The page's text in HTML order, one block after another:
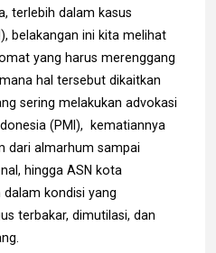
terlebih dalam kasus
belakangan ini kita melihat
yang harus merenggang
hal tersebut dikaitkan
sering melakukan advokasi
(PMI), kematiannya
dari almarhum sampai
hingga ASN kota
kondisi yang
terbakar, dimutilasi, dan